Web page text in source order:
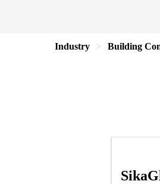
Industry Building